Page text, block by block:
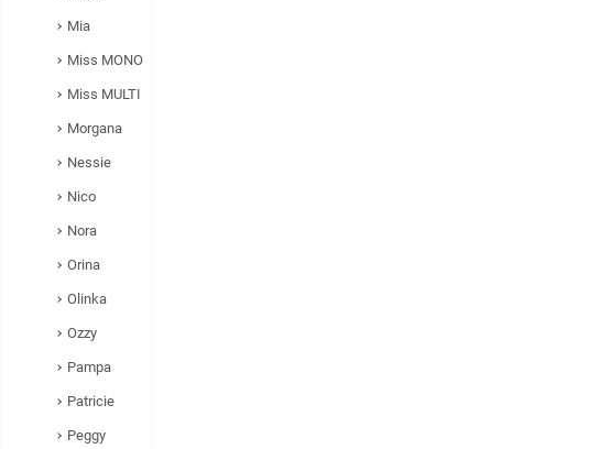
Mia
Miss MONO
Miss MULTI
Morgana
Nessie
Nico
Nora
Orina
Olinka
Ozzy
Pampa
Patricie
Peggy